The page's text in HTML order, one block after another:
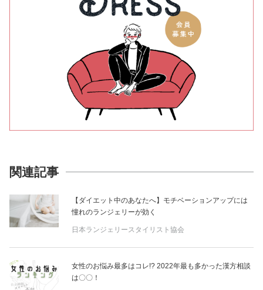
関連記事
【ダイエット中のあなたへ】モチベーションアップには
憧れのランジェリーが効く
日本ランジェリースタイリスト協会
女性のお悩み最多はコレ!? 2022年最も多かった漢方相談
は〇〇！